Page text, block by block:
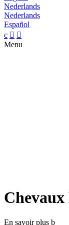
Nederlands
Nederlands
Español
c  
Menu
En savoir plus b